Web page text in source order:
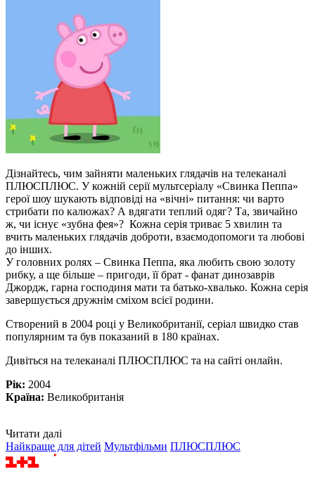
Дізнайтесь, чим зайняти маленьких глядачів на телеканалі
ПЛЮСПЛЮС. У кожній серії мультсеріалу «Свинка Пеппа»
герої шоу шукають відповіді на «вічні» питання: чи варто
стрибати по калюжах? А вдягати теплий одяг? Та, звичайно
ж, чи існує «зубна фея»? Кожна серія триває 5 хвилин та
вчить маленьких глядачів доброти, взаємодопомоги та любові
до інших.
У головних ролях – Свинка Пеппа, яка любить свою золоту
рибку, а ще більше – пригоди, її брат - фанат динозаврів
Джордж, гарна господиня мати та батько-хвалько. Кожна серія
завершується дружнім сміхом всієї родини.
Створений в 2004 році у Великобританії, серіал швидко став
популярним та був показаний в 180 країнах.
Дивіться на телеканалі ПЛЮСПЛЮС та на сайті онлайн.
Рік: 2004
Країна: Великобританія
Читати далі
Найкраще для дітей Мультфільми ПЛЮСПЛЮС